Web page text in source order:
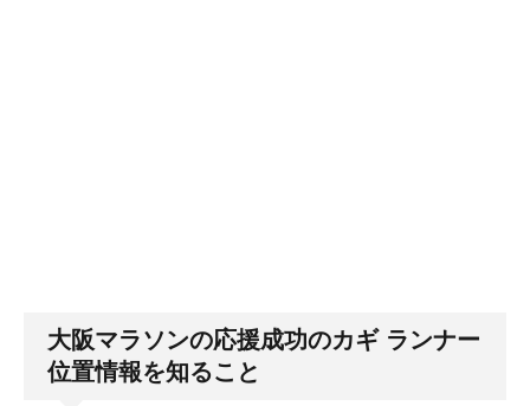
大阪マラソンの応援成功のカギ ランナー
位置情報を知ること